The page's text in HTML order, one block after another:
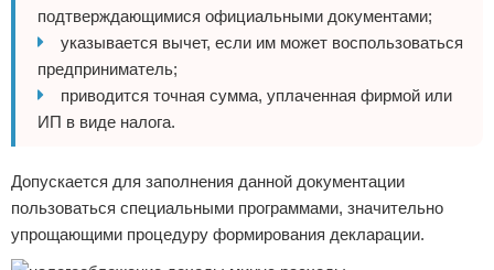
подтверждающимися официальными документами;
указывается вычет, если им может воспользоваться
предприниматель;
приводится точная сумма, уплаченная фирмой или
ИП в виде налога.
Допускается для заполнения данной документации
пользоваться специальными программами, значительно
упрощающими процедуру формирования декларации.